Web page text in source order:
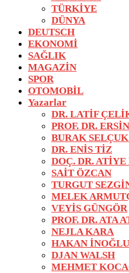
TÜRKİYE
DÜNYA
DEUTSCH
EKONOMİ
SAĞLIK
MAGAZİN
SPOR
OTOMOBİL
Yazarlar
DR. LATİF
PROF. DR.
BURAK
DR. ENİS TİZ
DOÇ. DR.
SAİT ÖZCAN
TURGUT
MELEK
VEYİS GÜNGÖR
PROF. DR. ATA
NEJLA KARA
HAKAN İNOĞLU
DJAN WALSH
MEHMET